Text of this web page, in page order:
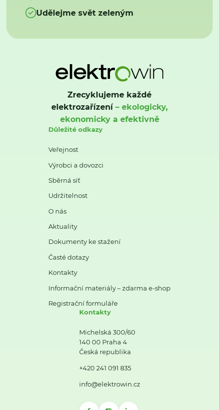
Udělejme svět zeleným
Zrecyklujeme každé
elektrozařízení– ekologicky,
ekonomicky a efektivně
Důležité odkazy
Veřejnost
Výrobci a dovozci
Sběrná síť
Udržitelnost
O nás
Aktuality
Dokumenty ke stažení
Časté dotazy
Kontakty
Informační materiály – zdarma e-shop
Registrační formuláře
Kontakty
Michelská 300/60
140 00 Praha 4
Česká republika
+420 241 091 835
info@elektrowin.cz